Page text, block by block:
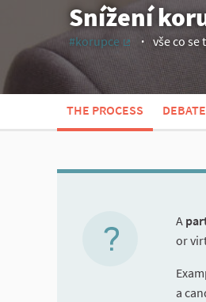
Snížení
#korupce
(External link)
vše co se
THE PROCESS
A
or
a